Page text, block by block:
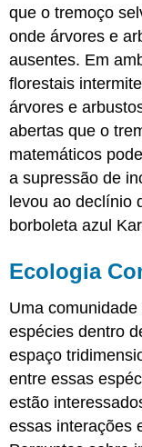
que o tremoço
onde árvores e
ausentes. Em
florestais
árvores e
abertas que o
matemáticos
a supressão de
levou ao declínio
borboleta azul
Ecologia
Uma
espécies dentro
espaço
entre essas
estão
essas interações